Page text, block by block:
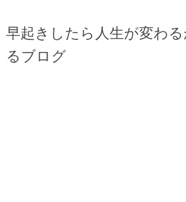
早起きしたら人生が変わ
るブログ